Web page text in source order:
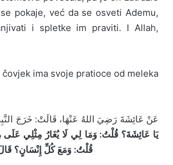
pokaje, već da se osveti Ademu,
i spletke im praviti. I Allah,
ima svoje pratioce od meleka
عَنْ عَائِشَةَ رَضِيَ اللهُ عَنْهَا، قَالَتْ: خَرَجَ
يَا عَائِشَةَ؟ قُلْتُ: وَمَا لِي لَا يُغَارُ مِثْلِي عَلَى
قُلْتُ: وَمَعَ كُلِّ إِنْسَانٍ؟